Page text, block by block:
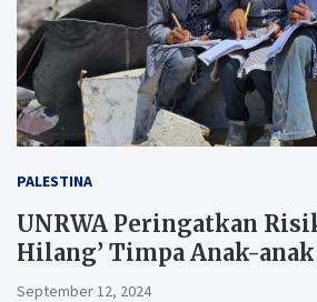
PALESTINA
UNRWA Peringatkan
Hilang’ Timpa Anak-anak
September 12, 2024